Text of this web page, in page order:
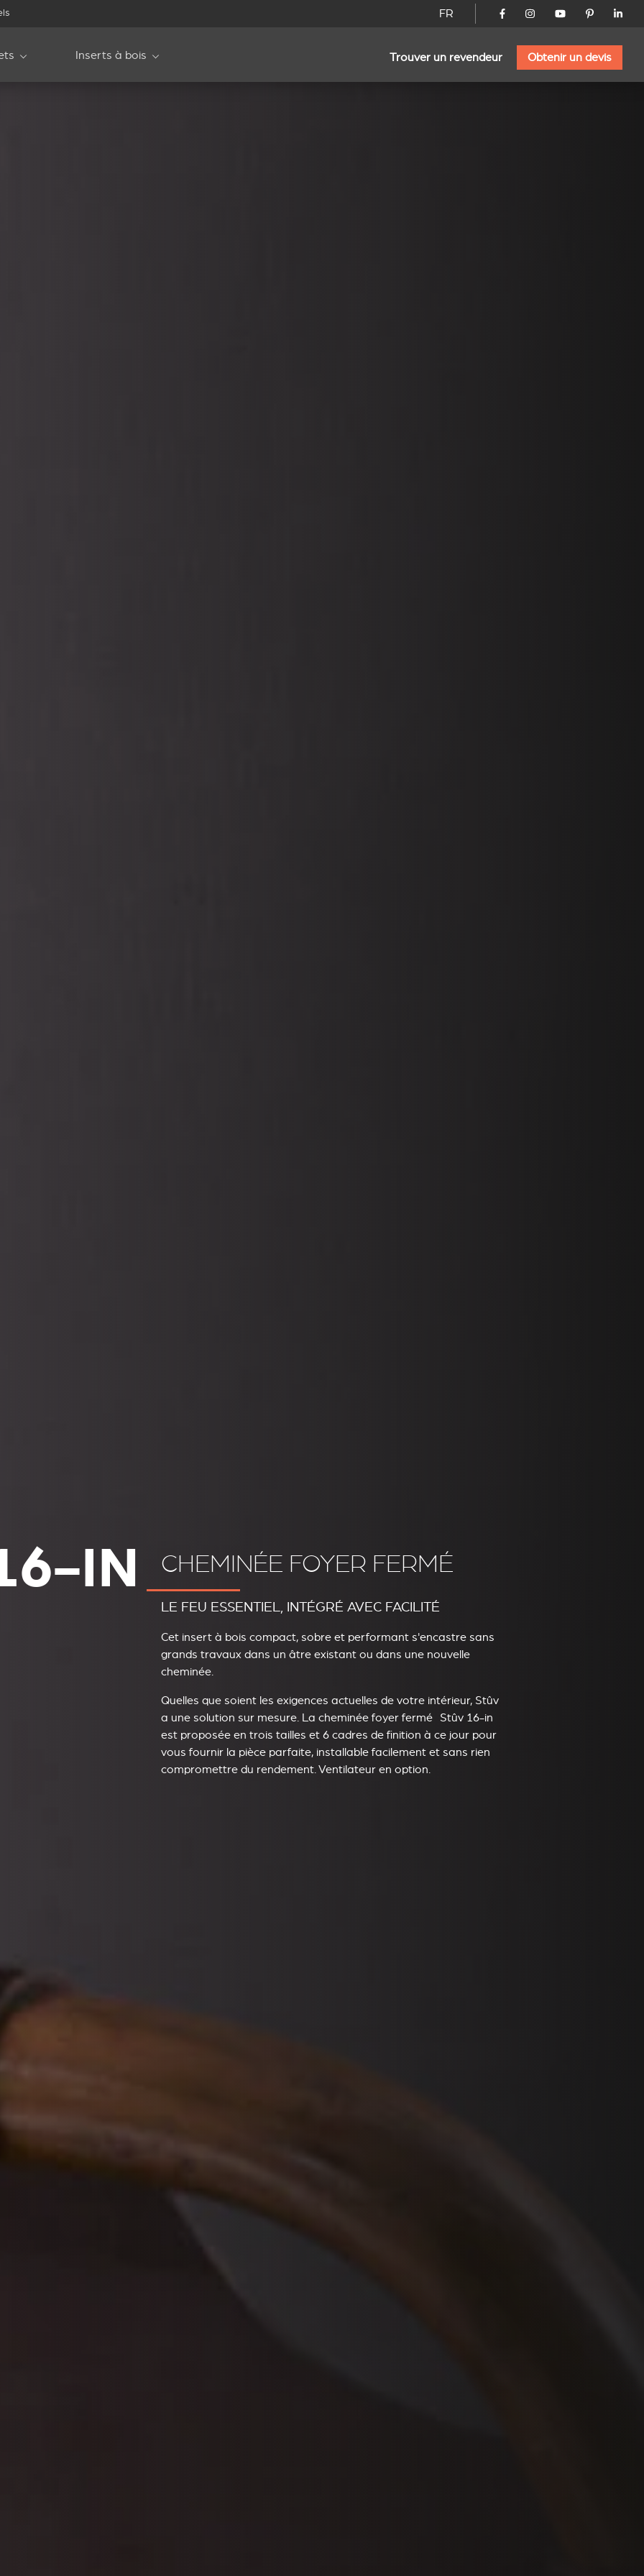
FR
Inserts à bois Trouver un revendeur Obtenir un devis
IN CHEMINÉE FOYER FERMÉ
LE FEU ESSENTIEL, INTÉGRÉ AVEC FACILITÉ
Cet insert à bois compact, sobre et performant s'encastre sans
grands travaux dans un âtre existant ou dans une nouvelle
cheminée.
Quelles que soient les exigences actuelles de votre intérieur, Stûv
a une solution sur mesure. La cheminée foyer fermé Stûv 16-in
est proposée en trois tailles et 6 cadres de finition à ce jour pour
vous fournir la pièce parfaite, installable facilement et sans rien
compromettre du rendement. Ventilateur en option.